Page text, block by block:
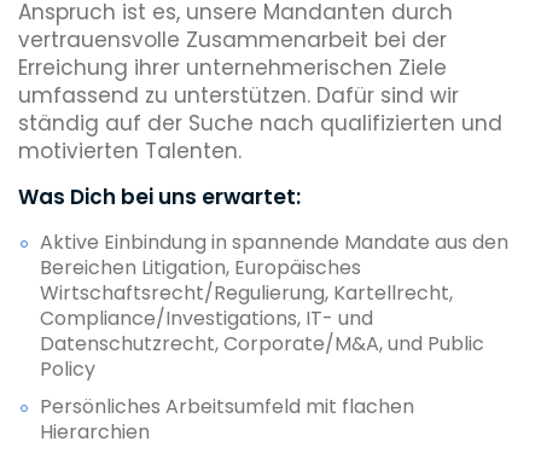
Anspruch ist es, unsere Mandanten durch
vertrauensvolle Zusammenarbeit bei der
Erreichung ihrer unternehmerischen Ziele
umfassend zu unterstützen. Dafür sind wir
ständig auf der Suche nach qualifizierten und
motivierten Talenten.
Was Dich bei uns erwartet:
Aktive Einbindung in spannende Mandate aus den
Bereichen Litigation, Europäisches
Wirtschaftsrecht/Regulierung, Kartellrecht,
Compliance/Investigations, IT- und
Datenschutzrecht, Corporate/M&A, und Public
Policy
Persönliches Arbeitsumfeld mit flachen
Hierarchien